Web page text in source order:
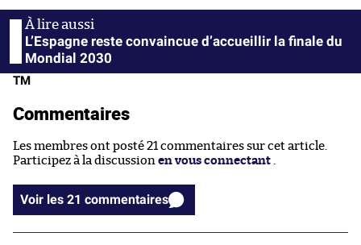
L’Espagne reste convaincue d’accueillir la finale du
Mondial 2030
TM
Commentaires
Les membres ont posté 21 commentaires sur cet article.
Participez à la discussion en vous connectant
Voir les 21 commentaires